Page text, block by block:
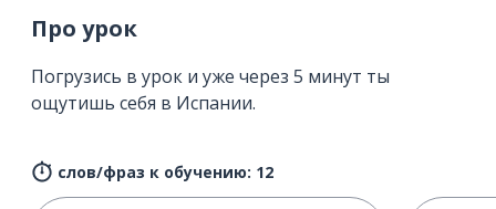
Про урок
Погрузись в урок и уже через 5 минут ты
ощутишь себя в Испании.
слов/фраз к обучению: 12